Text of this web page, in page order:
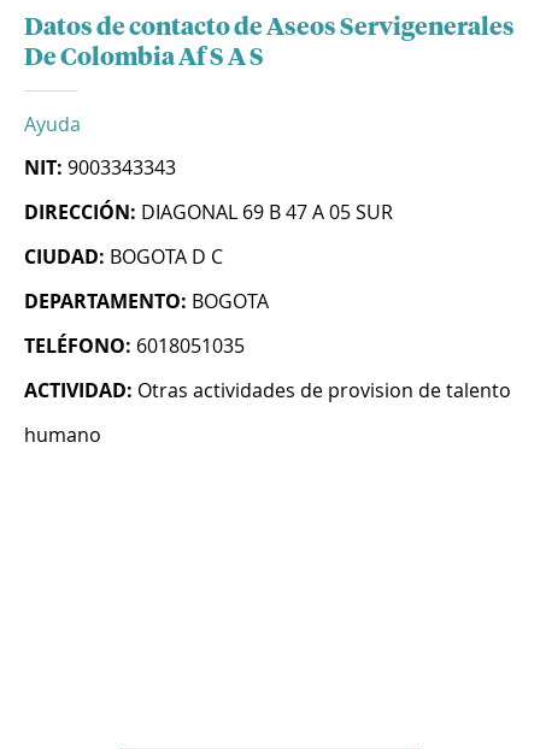
Datos de contacto de Aseos Servigenerales
De Colombia Af S A S
Ayuda
NIT: 9003343343
DIRECCIÓN: DIAGONAL 69 B 47 A 05 SUR
CIUDAD: BOGOTA D C
DEPARTAMENTO: BOGOTA
TELÉFONO: 6018051035
ACTIVIDAD: Otras actividades de provision de talento
humano